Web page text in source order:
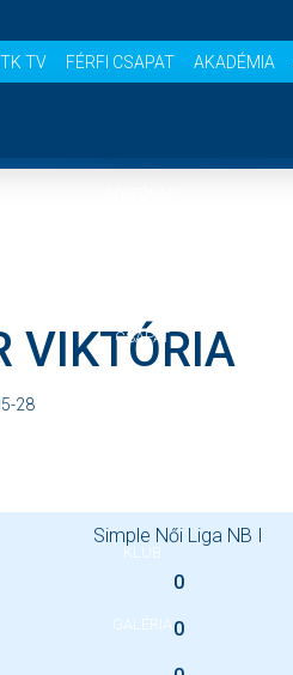
TV FÉRFI CSAPAT AKADÉMIA
CSAPAT
KLUB
GALÉRIA
VIKTÓRIA
28
Simple Női Liga NB I
0
0